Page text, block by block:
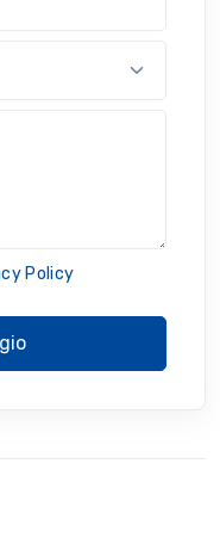
Policy